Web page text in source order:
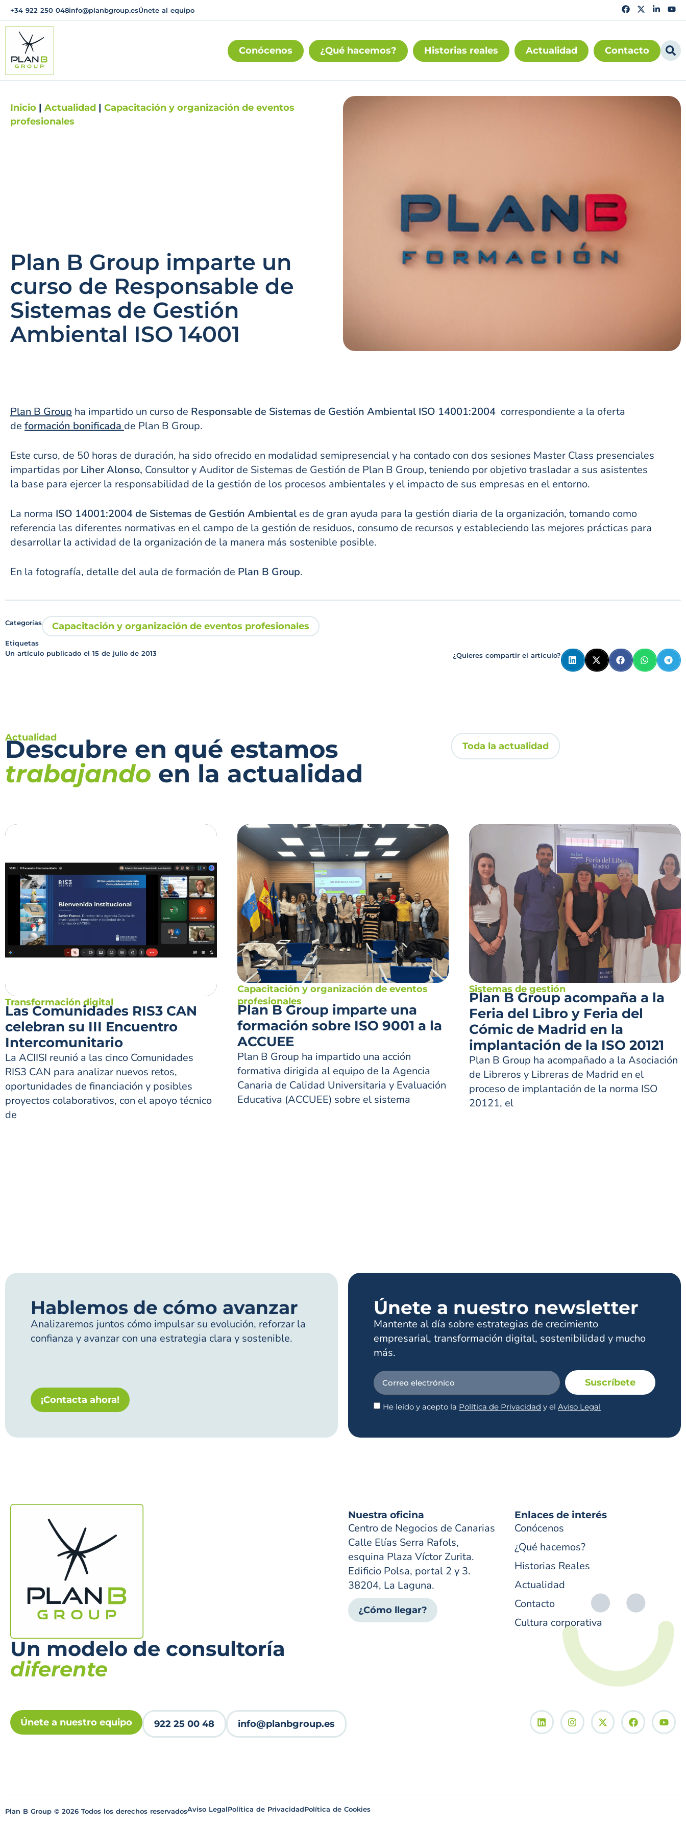
+34 922 250 048info@planbgroup.esÚnete al equipo
Conócenos ¿Qué hacemos? Historias reales Actualidad Contacto
Inicio | Actualidad | Capacitación y organización de eventos
profesionales
Plan B Group imparte un
curso de Responsable de
Sistemas de Gestión
Ambiental ISO 14001
Plan B Group ha impartido un curso de Responsable de Sistemas de Gestión Ambiental ISO 14001:2004 correspondiente a la oferta
de formación bonificada de Plan B Group.
Este curso, de 50 horas de duración, ha sido ofrecido en modalidad semipresencial y ha contado con dos sesiones Master Class presenciales
impartidas por Liher Alonso, Consultor y Auditor de Sistemas de Gestión de Plan B Group, teniendo por objetivo trasladar a sus asistentes
la base para ejercer la responsabilidad de la gestión de los procesos ambientales y el impacto de sus empresas en el entorno.
La norma ISO 14001:2004 de Sistemas de Gestión Ambiental es de gran ayuda para la gestión diaria de la organización, tomando como
referencia las diferentes normativas en el campo de la gestión de residuos, consumo de recursos y estableciendo las mejores prácticas para
desarrollar la actividad de la organización de la manera más sostenible posible.
En la fotografía, detalle del aula de formación de Plan B Group.
Categorías Capacitación y organización de eventos profesionales
Etiquetas
Un artículo publicado el 15 de julio de 2013 ¿Quieres compartir el artículo?
Actualidad
Descubre en qué estamos
trabajando en la actualidad
Toda la actualidad
Transformación digital
Las Comunidades RIS3 CAN
celebran su III Encuentro
Intercomunitario
La ACIISI reunió a las cinco Comunidades
RIS3 CAN para analizar nuevos retos,
oportunidades de financiación y posibles
proyectos colaborativos, con el apoyo técnico
de
Capacitación y organización de eventos
profesionales
Plan B Group imparte una
formación sobre ISO 9001 a la
ACCUEE
Plan B Group ha impartido una acción
formativa dirigida al equipo de la Agencia
Canaria de Calidad Universitaria y Evaluación
Educativa (ACCUEE) sobre el sistema
Sistemas de gestión
Plan B Group acompaña a la
Feria del Libro y Feria del
Cómic de Madrid en la
implantación de la ISO 20121
Plan B Group ha acompañado a la Asociación
de Libreros y Libreras de Madrid en el
proceso de implantación de la norma ISO
20121, el
Hablemos de cómo avanzar
Analizaremos juntos cómo impulsar su evolución, reforzar la
confianza y avanzar con una estrategia clara y sostenible.
¡Contacta ahora!
Únete a nuestro newsletter
Mantente al día sobre estrategias de crecimiento
empresarial, transformación digital, sostenibilidad y mucho
más.
He leído y acepto la Política de Privacidad y el Aviso Legal
Suscríbete
Un modelo de consultoría
diferente
Nuestra oficina
Centro de Negocios de Canarias
Calle Elías Serra Rafols,
esquina Plaza Víctor Zurita.
Edificio Polsa, portal 2 y 3.
38204, La Laguna.
¿Cómo llegar?
Enlaces de interés
Conócenos
¿Qué hacemos?
Historias Reales
Actualidad
Contacto
Cultura corporativa
Únete a nuestro equipo 922 25 00 48 info@planbgroup.es
Plan B Group © 2026 Todos los derechos reservadosAviso LegalPolítica de PrivacidadPolítica de Cookies